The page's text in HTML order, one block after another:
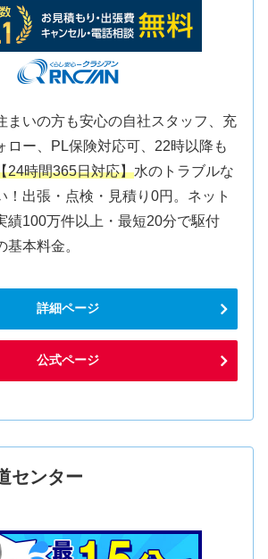
まいの方も安心の自社スタッフ、充
ロー、PL保険対応可、22時以降も
24時間365日対応】水のトラブルな
！出張・点検・見積り0円。ネット
績100万件以上・最短20分で駆付
基本料金。
詳細ページ
公式ページ
センター